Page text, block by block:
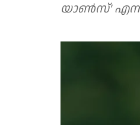
യാൺസ്' എന്ന